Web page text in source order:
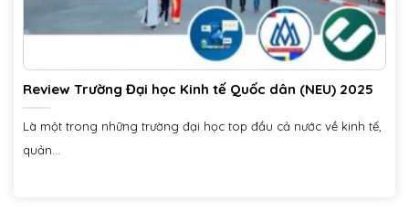
Review Trường Đại học Kinh tế Quốc dân (NEU) 2025
Là một trong những trường đại học top đầu cả nước về kinh tế,
quản...